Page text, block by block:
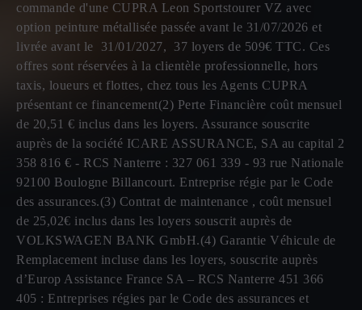
commande d'une CUPRA Leon Sportstourer VZ avec
option peinture métallisée passée avant le 31/07/2026 et
livrée avant le 31/01/2027, 37 loyers de 509€ TTC. Ces
offres sont réservées à la clientèle professionnelle, hors
taxis, loueurs et flottes, chez tous les Agents CUPRA
présentant ce financement(2) Perte Financière coût mensuel
de 20,51 € inclus dans les loyers. Assurance souscrite
auprès de la société ICARE ASSURANCE, SA au capital 2
358 816 € - RCS Nanterre : 327 061 339 - 93 rue Nationale
92100 Boulogne Billancourt. Entreprise régie par le Code
des assurances.(3) Contrat de maintenance , coût mensuel
de 25,02€ inclus dans les loyers souscrit auprès de
VOLKSWAGEN BANK GmbH.(4) Garantie Véhicule de
Remplacement incluse dans les loyers, souscrite auprès
d’Europ Assistance France SA – RCS Nanterre 451 366
405 : Entreprises régies par le Code des assurances et